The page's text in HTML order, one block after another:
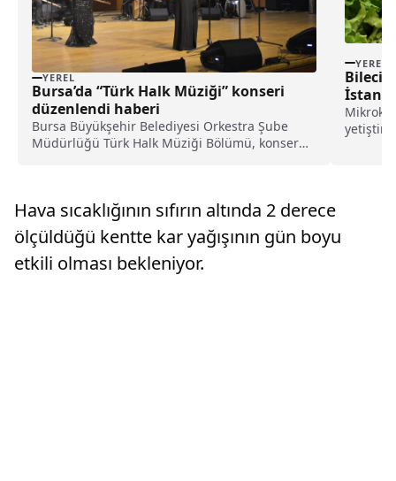
YEREL
Bursa’da “Türk Halk Müziği” konseri
düzenlendi haberi
Bursa Büyükşehir Belediyesi Orkestra Şube
Müdürlüğü Türk Halk Müziği Bölümü, konser
Halk Müziği'nin ö...
YEREL
Bilecik
Katkı
Hava sıcaklığının sıfırın altında 2 derece
ölçüldüğü kentte kar yağışının gün boyu
etkili olması bekleniyor.